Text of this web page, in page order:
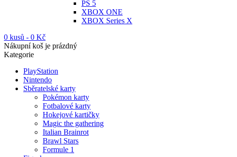
PS 5
XBOX ONE
XBOX Series X
0 kusů - 0 Kč
Nákupní koš je prázdný
Kategorie
PlayStation
Nintendo
Sběratelské karty
Pokémon karty
Fotbalové karty
Hokejové kartičky
Magic the gathering
Italian Brainrot
Brawl Stars
Formule 1